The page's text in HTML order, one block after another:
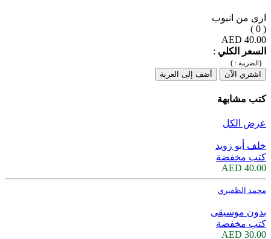
ارى من انبوب
( 0 )
40.00 AED
السعر الكلي :
(الضريبة : )
اشتري الآن
أضف إلى العربة
كتب مشابهة
عرض الكل
خلف أبو زويد
كتب مخفضة
40.00 AED
محمد الظفيري
بدون موسيقى
كتب مخفضة
30.00 AED